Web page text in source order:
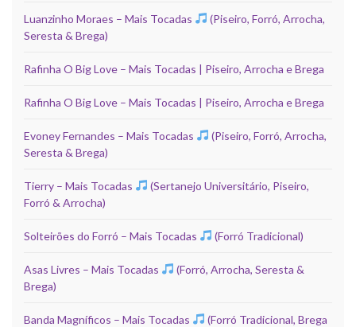
Luanzinho Moraes – Mais Tocadas
(Piseiro, Forró, Arrocha,
Seresta & Brega)
Rafinha O Big Love – Mais Tocadas | Piseiro, Arrocha e Brega
Rafinha O Big Love – Mais Tocadas | Piseiro, Arrocha e Brega
Evoney Fernandes – Mais Tocadas
(Piseiro, Forró, Arrocha,
Seresta & Brega)
Tierry – Mais Tocadas
(Sertanejo Universitário, Piseiro,
Forró & Arrocha)
Solteirões do Forró – Mais Tocadas (Forró Tradicional)
Asas Livres – Mais Tocadas
(Forró, Arrocha, Seresta &
Brega)
Banda Magníficos – Mais Tocadas
(Forró Tradicional, Brega